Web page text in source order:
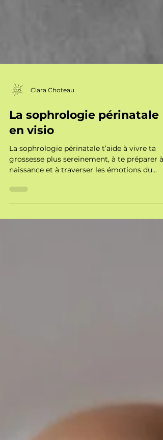
Clara Choteau
La sophrologie périnatale
en visio
La sophrologie périnatale t’aide à vivre ta
naissance et à traverser les émotions du
post-partum.